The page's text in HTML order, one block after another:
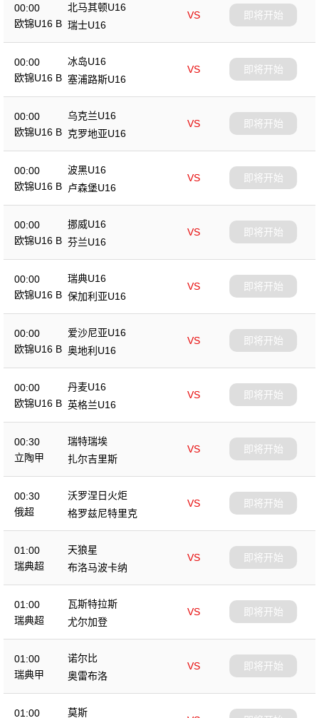
00:00
欧锦U16 B
北马其顿U16
VS
瑞士U16
即将开始
00:00
欧锦U16 B
冰岛U16
VS
塞浦路斯U16
即将开始
00:00
欧锦U16 B
乌克兰U16
VS
克罗地亚U16
即将开始
00:00
欧锦U16 B
波黑U16
VS
卢森堡U16
即将开始
00:00
欧锦U16 B
挪威U16
VS
芬兰U16
即将开始
00:00
欧锦U16 B
瑞典U16
VS
保加利亚U16
即将开始
00:00
欧锦U16 B
爱沙尼亚U16
VS
奥地利U16
即将开始
00:00
欧锦U16 B
丹麦U16
VS
英格兰U16
即将开始
00:30
立陶甲
瑞特瑞埃
VS
扎尔吉里斯
即将开始
00:30
俄超
沃罗涅日火炬
VS
格罗兹尼特里克
即将开始
01:00
瑞典超
天狼星
VS
布洛马波卡纳
即将开始
01:00
瑞典超
瓦斯特拉斯
VS
尤尔加登
即将开始
01:00
瑞典甲
诺尔比
VS
奥雷布洛
即将开始
01:00 莫斯